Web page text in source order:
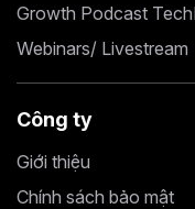
Growth Podcast
Webinars/ Livestream
Công ty
Giới thiệu
Chính sách bảo mật